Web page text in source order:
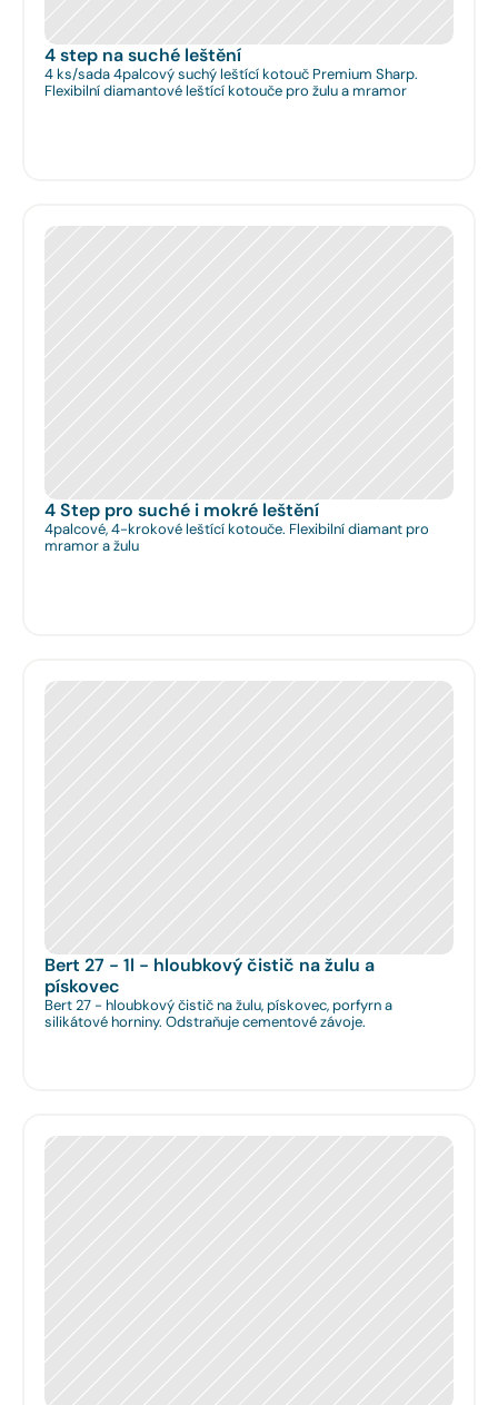
4 step na suché leštění
4 ks/sada 4palcový suchý leštící kotouč Premium Sharp.
Flexibilní diamantové leštící kotouče pro žulu a mramor
4 Step pro suché i mokré leštění
4palcové, 4-krokové leštící kotouče. Flexibilní diamant pro
mramor a žulu
Bert 27 - 1l - hloubkový čistič na žulu a
pískovec
Bert 27 - hloubkový čistič na žulu, pískovec, porfyrn a
silikátové horniny. Odstraňuje cementové závoje.